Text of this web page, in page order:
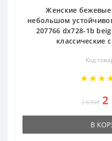
Женские
небольшом
207766 dx728-1b
классические
Код
3 690₴ 2
В